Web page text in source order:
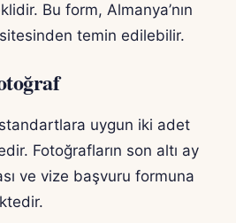
Bu form, Almanya’nın
temin edilebilir.
uygun iki adet
Fotoğrafların son altı ay
ve vize başvuru formuna